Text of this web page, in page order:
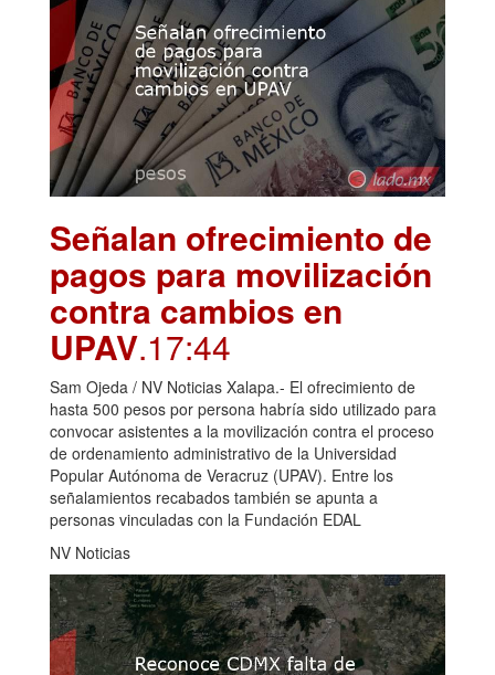
Señalan ofrecimiento de
pagos para movilización
contra cambios en
UPAV.17:44
Sam Ojeda / NV Noticias Xalapa.- El ofrecimiento de
hasta 500 pesos por persona habría sido utilizado para
convocar asistentes a la movilización contra el proceso
de ordenamiento administrativo de la Universidad
Popular Autónoma de Veracruz (UPAV). Entre los
señalamientos recabados también se apunta a
personas vinculadas con la Fundación EDAL
NV Noticias